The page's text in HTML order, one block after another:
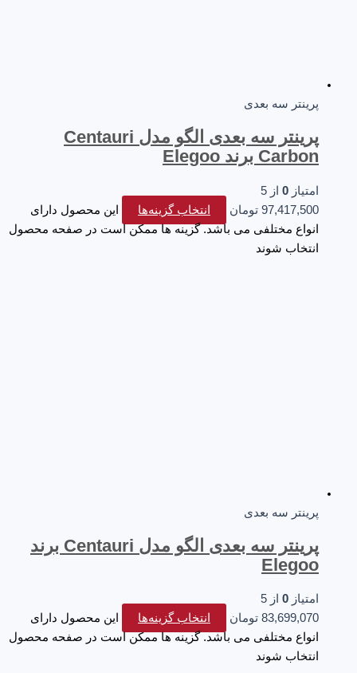
پرینتر سه‌ بعدی
پرینتر سه بعدی الگو مدل Centauri
Carbon برند Elegoo
امتیاز 0 از 5
97,417,500 تومان انتخاب گزینه‌ها
این محصول دارای
انواع مختلفی می باشد. گزینه ها ممکن است در صفحه محصول
انتخاب شوند
پرینتر سه‌ بعدی
پرینتر سه بعدی الگو مدل Centauri برند
Elegoo
امتیاز 0 از 5
83,699,070 تومان انتخاب گزینه‌ها
این محصول دارای
انواع مختلفی می باشد. گزینه ها ممکن است در صفحه محصول
انتخاب شوند